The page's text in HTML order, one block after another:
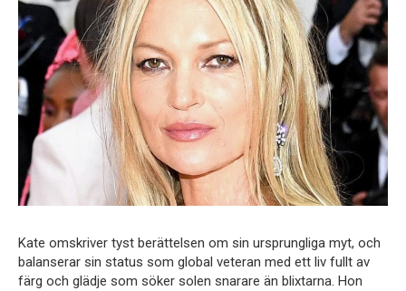
Kate omskriver tyst berättelsen om sin ursprungliga myt, och
balanserar sin status som global veteran med ett liv fullt av
färg och glädje som söker solen snarare än blixtarna. Hon